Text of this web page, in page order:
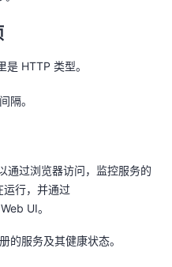
HTTP 类型。
隔。
通过浏览器访问，监控服务的
行，并通过
UI。
的服务及其健康状态。